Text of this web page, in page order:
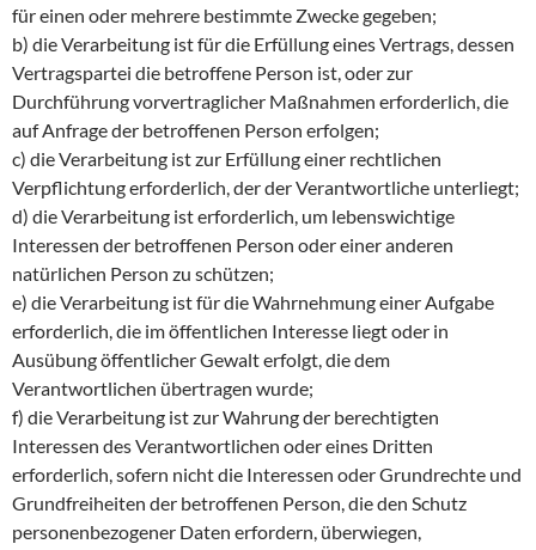
für einen oder mehrere bestimmte Zwecke gegeben;
b) die Verarbeitung ist für die Erfüllung eines Vertrags, dessen
Vertragspartei die betroffene Person ist, oder zur
Durchführung vorvertraglicher Maßnahmen erforderlich, die
auf Anfrage der betroffenen Person erfolgen;
c) die Verarbeitung ist zur Erfüllung einer rechtlichen
Verpflichtung erforderlich, der der Verantwortliche unterliegt;
d) die Verarbeitung ist erforderlich, um lebenswichtige
Interessen der betroffenen Person oder einer anderen
natürlichen Person zu schützen;
e) die Verarbeitung ist für die Wahrnehmung einer Aufgabe
erforderlich, die im öffentlichen Interesse liegt oder in
Ausübung öffentlicher Gewalt erfolgt, die dem
Verantwortlichen übertragen wurde;
f) die Verarbeitung ist zur Wahrung der berechtigten
Interessen des Verantwortlichen oder eines Dritten
erforderlich, sofern nicht die Interessen oder Grundrechte und
Grundfreiheiten der betroffenen Person, die den Schutz
personenbezogener Daten erfordern, überwiegen,